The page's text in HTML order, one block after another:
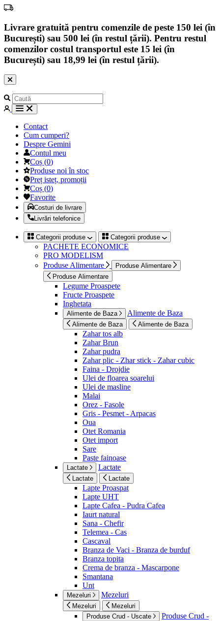
Livrare gratuită pentru comenzile de peste 150 lei (în
București) sau 500 lei (în restul țării). Pentru restul
comenzilor costul transportul este 15 lei (în
București) sau 18,99 lei (în restul țării).
Contact
Cum cumperi?
Despre Gemini
Contul meu
Coș (0)
Produse noi în stoc
Preț isteț, promoții
Coș (0)
Favorite
Costuri de livrare
Livrări telefonice
Categorii produse Categorii produse
PACHETE ECONOMICE
PRO MODELISM
Produse Alimentare
Produse Alimentare
Produse Alimentare
Legume Proaspete
Fructe Proaspete
Inghetata
Alimente de Baza Alimente de Baza
Alimente de Baza Alimente de Baza
Zahar tos alb
Zahar Brun
Zahar pudra
Zahar plic - Zhar stick - Zahar cubic
Faina - Drojdie
Ulei de floarea soarelui
Ulei de masline
Malai
Orez - Fasole
Gris - Pesmet - Arpacas
Oua
Otet Romania
Otet import
Sare
Paste fainoase
Lactate Lactate
Lactate Lactate
Lapte Proaspat
Lapte UHT
Lapte Cafea - Pudra Cafea
Iaurt natural
Sana - Chefir
Telemea - Cas
Cascaval
Branza de Vaci - Branza de burduf
Branza topita
Crema de branza - Mascarpone
Smantana
Unt
Mezeluri Mezeluri
Mezeluri
Mezeluri
Produse Crud - Uscate
Produse Crud -